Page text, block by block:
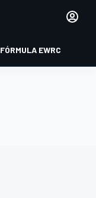
FÓRMULA EWRC